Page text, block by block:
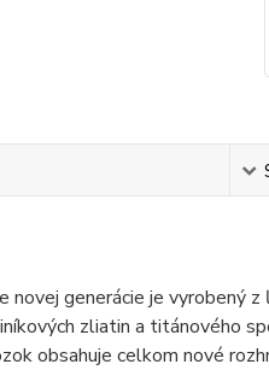
novej generácie je vyrobený
zliatin a titánového
obsahuje celkom nové